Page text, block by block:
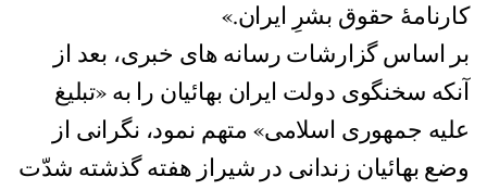
کارنامۀ حقوق بشرِ ایران.»
بر اساس گزارشات رسانه های خبری، بعد از
آنکه سخنگوی دولت ایران بهائیان را به «تبلیغ
علیه جمهوری اسلامی» متهم نمود، نگرانی از
وضع بهائیان زندانی در شیراز هفته گذشته شدّت